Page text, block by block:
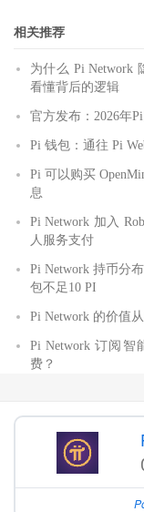
相关推荐
为什么 Pi Network
看懂背后的逻辑
官方发布：2026年
Pi 钱包：通往 Pi
Pi 可以购买
息
Pi Network 加入
人服务支付
Pi Network 持币分
包不足10 PI
Pi Network 的价值
Pi Network 订阅智
费？